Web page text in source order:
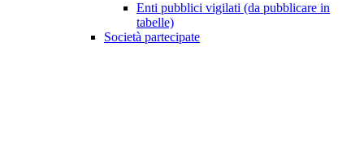
Enti pubblici vigilati (da pubblicare in
tabelle)
Società partecipate